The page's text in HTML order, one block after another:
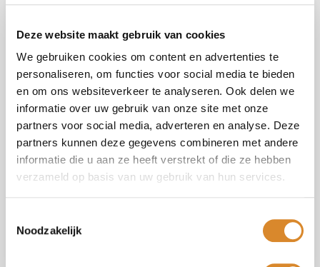
Deze website maakt gebruik van cookies
We gebruiken cookies om content en advertenties te
personaliseren, om functies voor social media te bieden
en om ons websiteverkeer te analyseren. Ook delen we
informatie over uw gebruik van onze site met onze
partners voor social media, adverteren en analyse. Deze
partners kunnen deze gegevens combineren met andere
informatie die u aan ze heeft verstrekt of die ze hebben
verzameld op basis van uw gebruik van hun services.
Noodzakelijk
Selecteer uw winkel (*)
Ik ga akkoord met deprivacy policy.